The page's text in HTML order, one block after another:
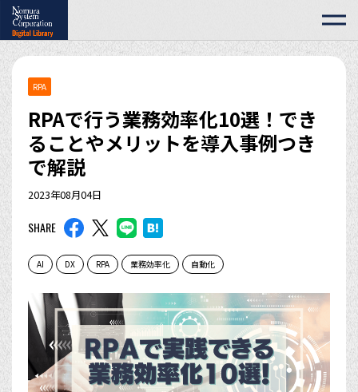
RPA
RPAで行う業務効率化10選！でき
ることやメリットを導入事例つき
で解説
2023年08月04日
SHARE
AI DX RPA 業務効率化 自動化